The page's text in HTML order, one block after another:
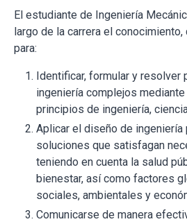
El estudiante de Ingeniería
largo de la carrera el
para:
Identificar, formular y resolver
ingeniería complejos
principios de ingeniería,
Aplicar el diseño de ingeniería
soluciones que satisfagan
teniendo en cuenta la salud
bienestar, así como factores
sociales, ambientales y
Comunicarse de manera